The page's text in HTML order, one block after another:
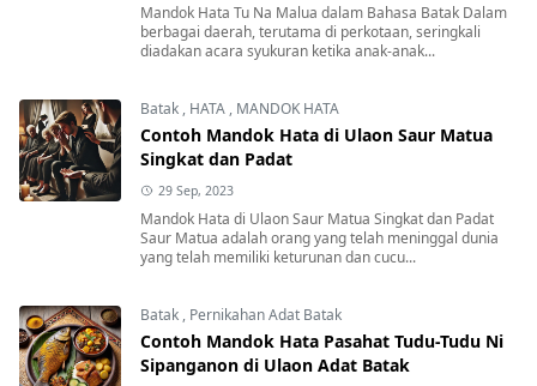
Mandok Hata Tu Na Malua dalam Bahasa Batak Dalam
berbagai daerah, terutama di perkotaan, seringkali
diadakan acara syukuran ketika anak-anak...
Batak , HATA , MANDOK HATA
Contoh Mandok Hata di Ulaon Saur Matua
Singkat dan Padat
29 Sep, 2023
Mandok Hata di Ulaon Saur Matua Singkat dan Padat
Saur Matua adalah orang yang telah meninggal dunia
yang telah memiliki keturunan dan cucu...
Batak , Pernikahan Adat Batak
Contoh Mandok Hata Pasahat Tudu-Tudu Ni
Sipanganon di Ulaon Adat Batak